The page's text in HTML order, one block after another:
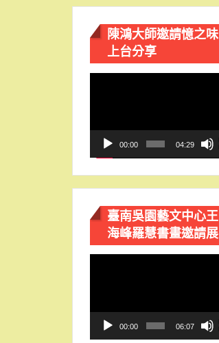
陳鴻大師邀請憶之味
上台分享
放
00:00 04:29
臺南吳園藝文中心王
海峰羅慧書畫邀請展
00:00 06:07